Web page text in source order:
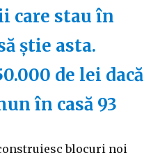
care stau în
știe asta.
de lei dacă
în casă 93
blocuri noi